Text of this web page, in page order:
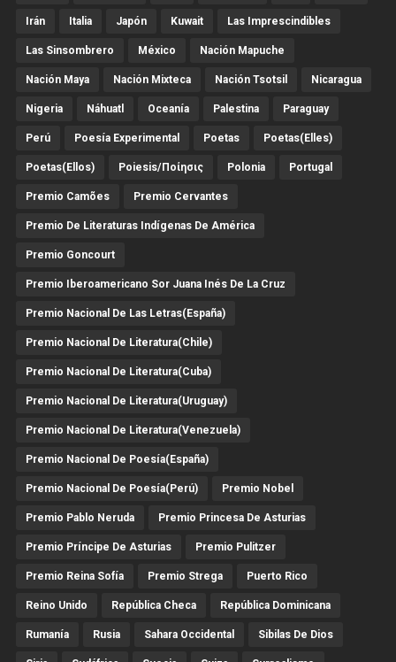
Irán Italia Japón Kuwait Las Imprescindibles
Las Sinsombrero México Nación Mapuche
Nación Maya Nación Mixteca Nación Tsotsil Nicaragua
Nigeria Náhuatl Oceanía Palestina Paraguay
Perú Poesía Experimental Poetas Poetas(Elles)
Poetas(Ellos) Poiesis/ποίησις Polonia Portugal
Premio Camões Premio Cervantes
Premio De Literaturas Indígenas De América
Premio Goncourt
Premio Iberoamericano Sor Juana Inés De La Cruz
Premio Nacional De Las Letras(España)
Premio Nacional De Literatura(Chile)
Premio Nacional De Literatura(Cuba)
Premio Nacional De Literatura(Uruguay)
Premio Nacional De Literatura(Venezuela)
Premio Nacional De Poesía(España)
Premio Nacional De Poesía(Perú) Premio Nobel
Premio Pablo Neruda Premio Princesa De Asturias
Premio Príncipe De Asturias Premio Pulitzer
Premio Reina Sofía Premio Strega Puerto Rico
Reino Unido República Checa República Dominicana
Rumanía Rusia Sahara Occidental Sibilas De Dios